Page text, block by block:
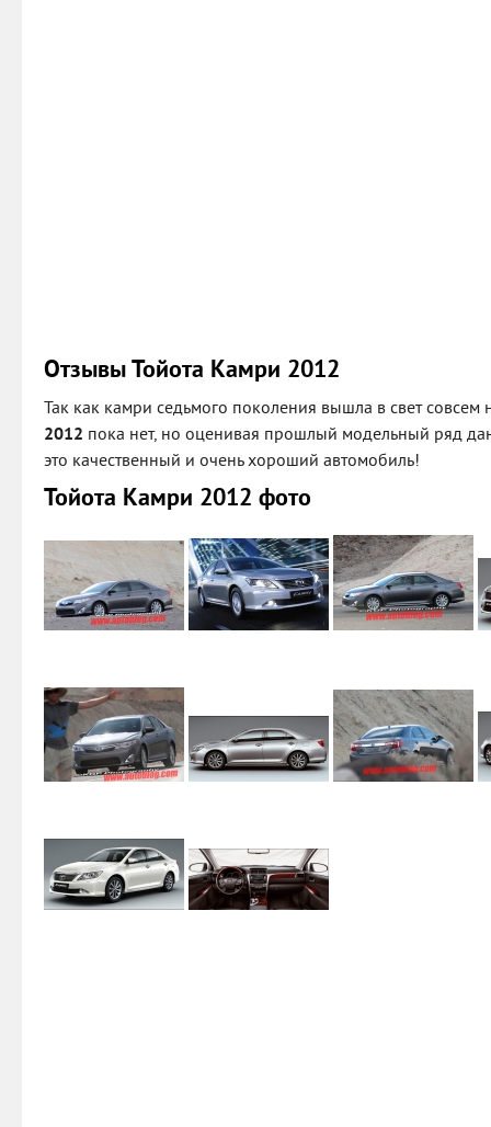
Отзывы Тойота Камри 2012
Так как камри седьмого поколения вышла в свет совсем
2012 пока нет, но оценивая прошлый модельный ряд
это качественный и очень хороший автомобиль!
Тойота Камри 2012 фото